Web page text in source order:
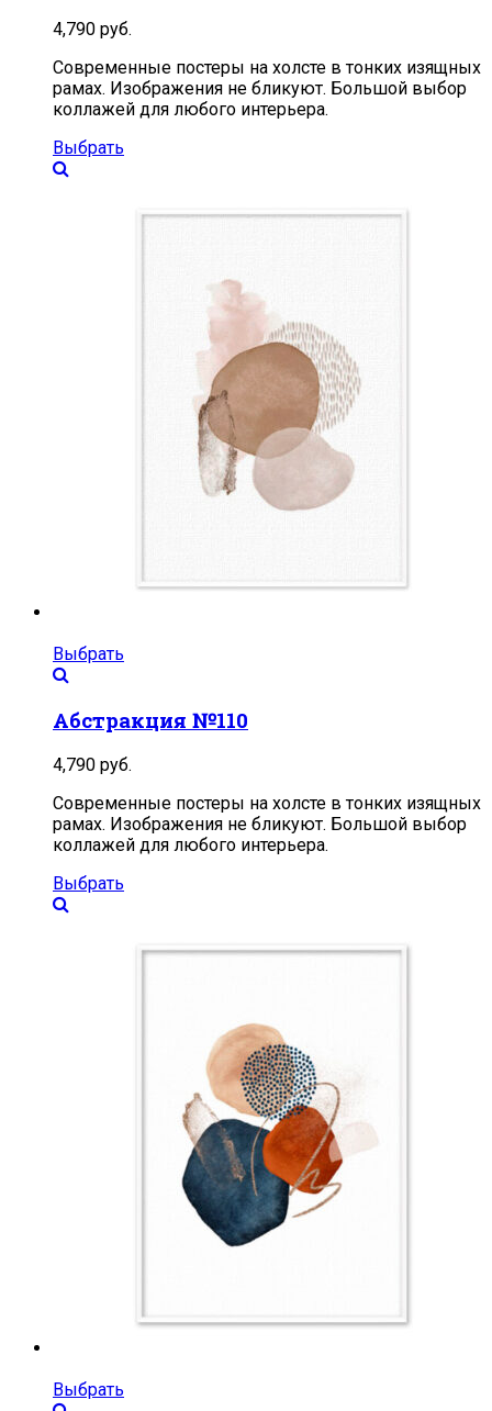
4,790 руб.
Современные постеры на холсте в тонких изящных
рамах. Изображения не бликуют. Большой выбор
коллажей для любого интерьера.
Выбрать
Выбрать
Абстракция №110
4,790 руб.
Современные постеры на холсте в тонких изящных
рамах. Изображения не бликуют. Большой выбор
коллажей для любого интерьера.
Выбрать
Выбрать